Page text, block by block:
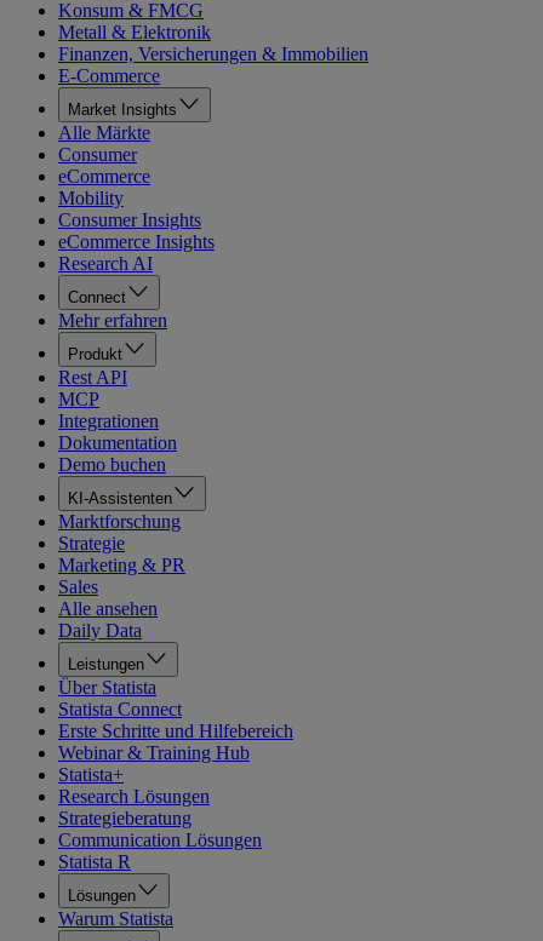
Konsum & FMCG
Metall & Elektronik
Finanzen, Versicherungen & Immobilien
E-Commerce
Market Insights
Alle Märkte
Consumer
eCommerce
Mobility
Consumer Insights
eCommerce Insights
Research AI
Connect
Mehr erfahren
Produkt
Rest API
MCP
Integrationen
Dokumentation
Demo buchen
KI-Assistenten
Marktforschung
Strategie
Marketing & PR
Sales
Alle ansehen
Daily Data
Leistungen
Über Statista
Statista Connect
Erste Schritte und Hilfebereich
Webinar & Training Hub
Statista+
Research Lösungen
Strategieberatung
Communication Lösungen
Statista R
Lösungen
Warum Statista